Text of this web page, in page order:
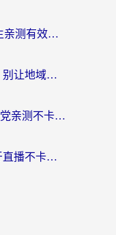
海外如何看CBA直播？留学生亲测有效的体育赛事观看指南
在国外怎么看咪咕视频节目？别让地域限制挡住你的追剧自由
在国外怎么用全民K歌？海外党亲测不卡顿的回国加速秘籍
海外党必看：国外怎么在虎牙直播不卡顿？附腾讯视频网易云音乐解决方案